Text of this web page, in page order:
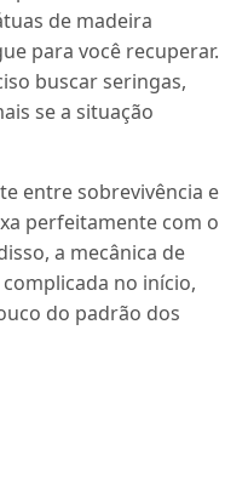
de madeira
para você recuperar.
buscar seringas,
se a situação
entre sobrevivência e
perfeitamente com o
a mecânica de
no início,
do padrão dos